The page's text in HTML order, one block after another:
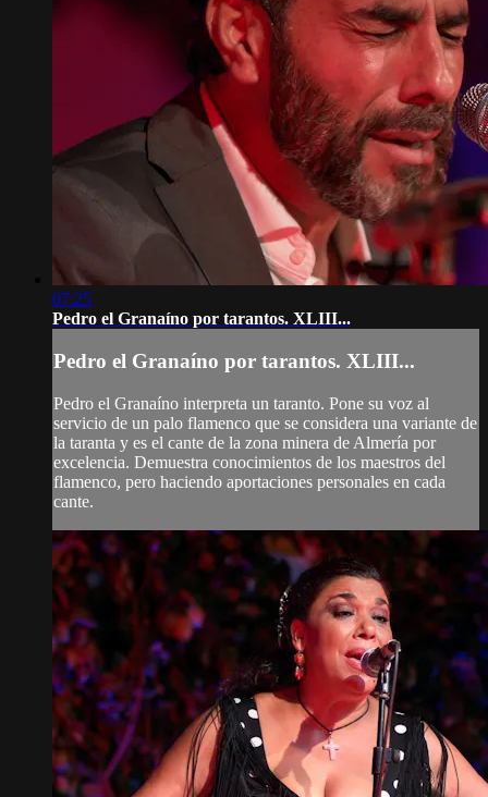
07:25
Pedro el Granaíno por tarantos. XLIII...
Pedro el Granaíno por tarantos. XLIII...
Pedro el Granaíno interpreta un taranto. Pone su voz al
servicio de un palo flamenco que se considera una variante de
la taranta y es el cante de la zona minera de Almería por
excelencia. Demuestra conocimientos de los maestros del
flamenco, pero haciendo aportaciones personales en cada
cante.